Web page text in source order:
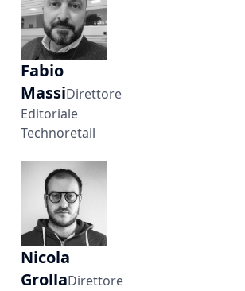
redazioni
Fabio
MassiDirettore
Editoriale
Technoretail
Nicola
GrollaDirettore